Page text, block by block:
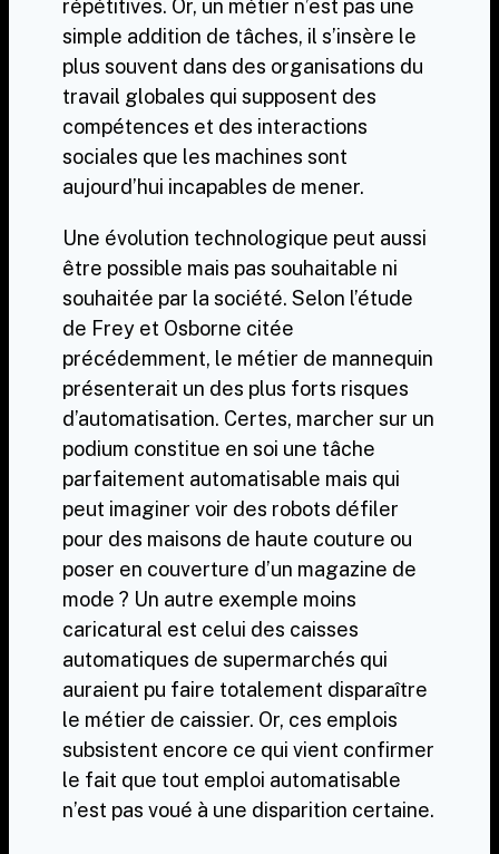
répétitives. Or, un métier n’est pas une
simple addition de tâches, il s’insère le
plus souvent dans des organisations du
travail globales qui supposent des
compétences et des interactions
sociales que les machines sont
aujourd’hui incapables de mener.
Une évolution technologique peut aussi
être possible mais pas souhaitable ni
souhaitée par la société. Selon l’étude
de Frey et Osborne citée
précédemment, le métier de mannequin
présenterait un des plus forts risques
d’automatisation. Certes, marcher sur un
podium constitue en soi une tâche
parfaitement automatisable mais qui
peut imaginer voir des robots défiler
pour des maisons de haute couture ou
poser en couverture d’un magazine de
mode ? Un autre exemple moins
caricatural est celui des caisses
automatiques de supermarchés qui
auraient pu faire totalement disparaître
le métier de caissier. Or, ces emplois
subsistent encore ce qui vient confirmer
le fait que tout emploi automatisable
n’est pas voué à une disparition certaine.